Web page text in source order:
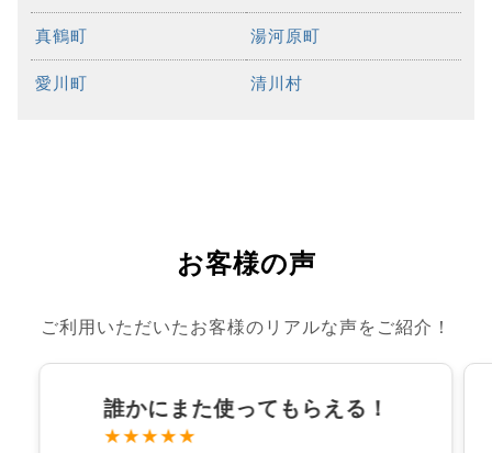
真鶴町 湯河原町
愛川町 清川村
お客様の声
ご利用いただいたお客様のリアルな声をご紹介！
誰かにまた使ってもらえる！
★★★★★